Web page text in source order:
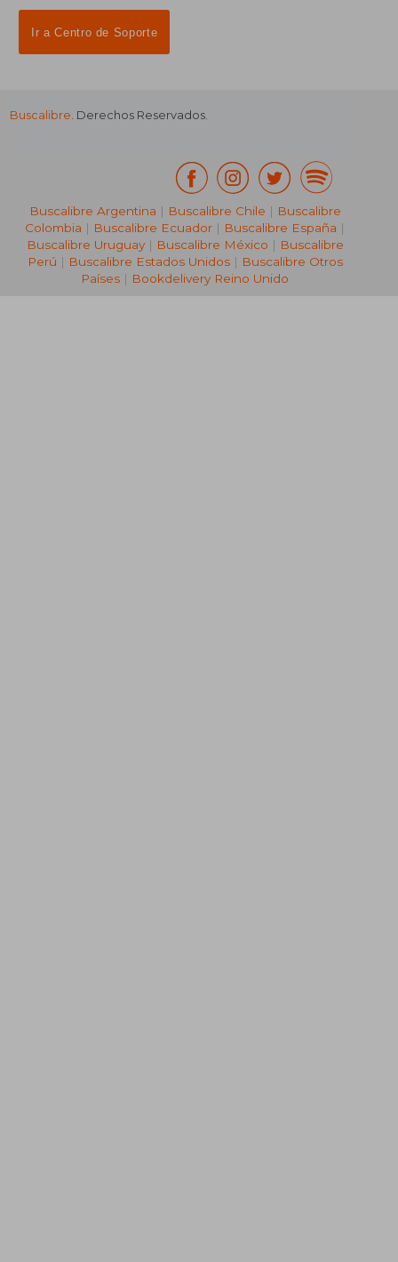
₡ 105.695
Ir a Centro de Soporte
Buscalibre. Derechos Reservados.
Buscalibre Argentina | Buscalibre Chile | Buscalibre
Colombia | Buscalibre Ecuador | Buscalibre España |
Buscalibre Uruguay| Buscalibre México | Buscalibre
Perú | Buscalibre Estados Unidos| Buscalibre Otros
Países | Bookdelivery Reino Unido